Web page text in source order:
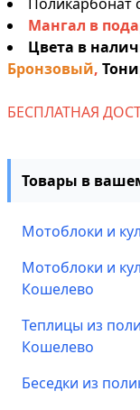
Мангал в
Цвета в
Бронзовый,
БЕСПЛАТНАЯ
Товары в
Мотоблоки и
Мотоблоки и
Кошелево
Теплицы из
Кошелево
Беседки из